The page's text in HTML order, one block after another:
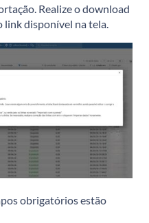
Realize o download
link disponível na tela.
obrigatórios estão